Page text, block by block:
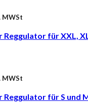
MWSt
Reggulator für XXL,
MWSt
Reggulator für S und